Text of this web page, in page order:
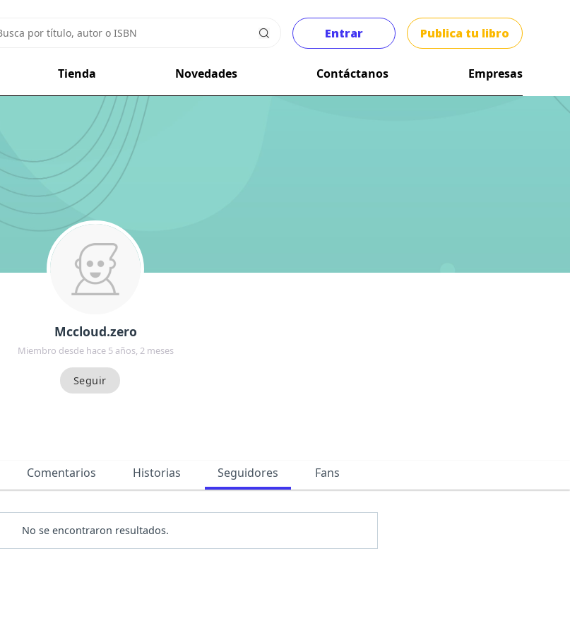
Entrar Publica tu libro
Tienda Novedades Contáctanos Empresas
Mccloud.zero
Miembro desde hace 5 años, 2 meses
Comentarios Historias Seguidores Fans
No se encontraron resultados.